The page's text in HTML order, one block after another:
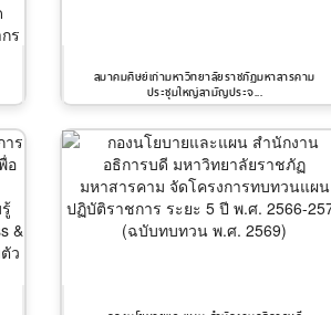
สมาคมศิษย์เก่ามหาวิทยาลัยราชภัฏมหาสารคาม
ประชุมใหญ่สามัญประจ...